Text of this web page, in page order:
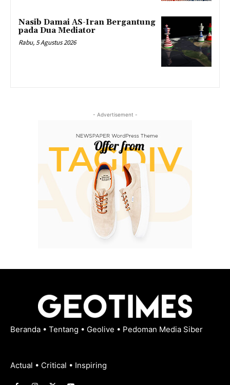
Nasib Damai AS-Iran Bergantung
pada Dua Mediator
Rabu, 5 Agustus 2026
- Advertisement -
Beranda • Tentang • Geolive • Pedoman Media Siber
Actual • Critical • Inspiring